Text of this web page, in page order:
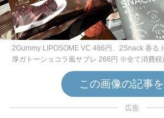
2Gummy LIPOSOME VC 486円、2Snack 香る
厚ガトーショコラ風サブレ 268円 ※全て消費税
この画像の記事
広告